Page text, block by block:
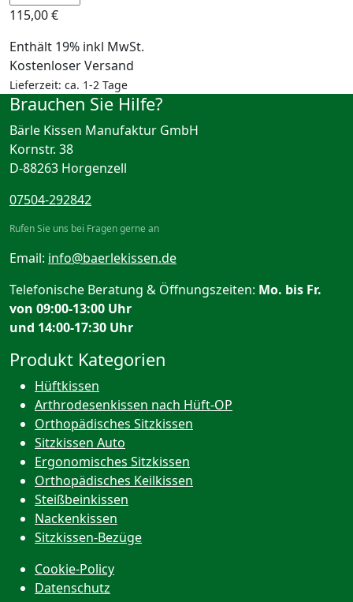
115,00€
Enthält 19% inkl MwSt.
Kostenloser Versand
Lieferzeit: ca. 1-2 Tage
Brauchen Sie Hilfe?
Bärle Kissen Manufaktur GmbH
Kornstr. 38
D-88263 Horgenzell
07504-292842
Rufen Sie uns bei Fragen gerne an
Email: info@baerlekissen.de
Telefonische Beratung & Öffnungszeiten: Mo. bis Fr.
von 09:00-13:00 Uhr
und 14:00-17:30 Uhr
Produkt Kategorien
Hüftkissen
Arthrodesenkissen nach Hüft-OP
Orthopädisches Sitzkissen
Sitzkissen Auto
Ergonomisches Sitzkissen
Orthopädisches Keilkissen
Steißbeinkissen
Nackenkissen
Sitzkissen-Bezüge
Cookie-Policy
Datenschutz